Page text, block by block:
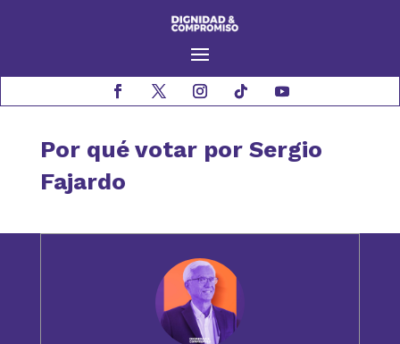
Por qué votar por Sergio
Fajardo